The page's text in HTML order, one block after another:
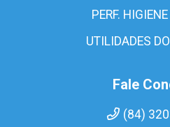
PERF.
UTILIDADES
Fale
(84)